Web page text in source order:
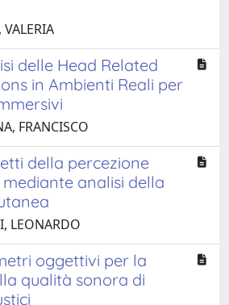
delle Head Related
in Ambienti Reali per
FRANCISCO
della percezione
analisi della
LEONARDO
oggettivi per la
qualità sonora di